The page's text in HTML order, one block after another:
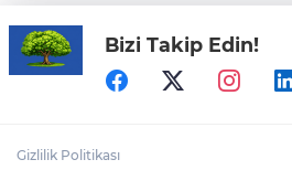
CHP'de kongre
daha yeni il
Bizi Takip Edin!
Gizlilik Politikası